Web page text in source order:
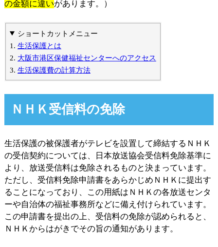
の金額に違いがあります。）
ショートカットメニュー
生活保護とは
大阪市港区保健福祉センターへのアクセス
生活保護費の計算方法
ＮＨＫ受信料の免除
生活保護の被保護者がテレビを設置して締結するＮＨＫ
の受信契約については、日本放送協会受信料免除基準に
より、放送受信料は免除されるものと決まっています。
ただし、受信料免除申請書をあらかじめＮＨＫに提出す
ることになっており、この用紙はＮＨＫの各放送センタ
ーや自治体の福祉事務所などに備え付けられています。
この申請書を提出の上、受信料の免除が認められると、
ＮＨＫからはがきでその旨の通知があります。